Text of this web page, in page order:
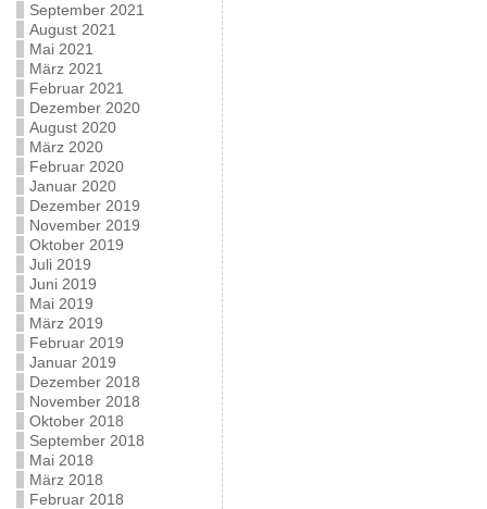
September 2021
August 2021
Mai 2021
März 2021
Februar 2021
Dezember 2020
August 2020
März 2020
Februar 2020
Januar 2020
Dezember 2019
November 2019
Oktober 2019
Juli 2019
Juni 2019
Mai 2019
März 2019
Februar 2019
Januar 2019
Dezember 2018
November 2018
Oktober 2018
September 2018
Mai 2018
März 2018
Februar 2018